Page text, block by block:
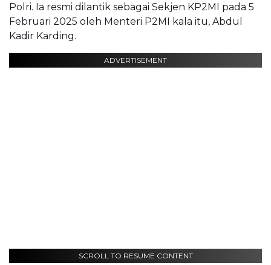
Polri. Ia resmi dilantik sebagai Sekjen KP2MI pada 5
Februari 2025 oleh Menteri P2MI kala itu, Abdul
Kadir Karding.
ADVERTISEMENT
SCROLL TO RESUME CONTENT